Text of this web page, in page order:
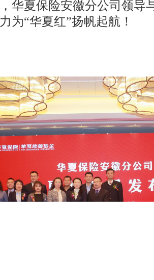
华夏保险安徽分公司领导
为“华夏红”扬帆起航！